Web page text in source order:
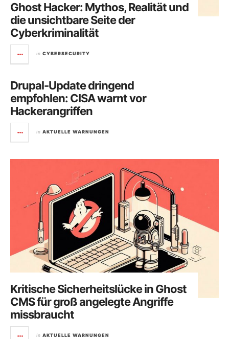
Ghost Hacker: Mythos, Realität und
die unsichtbare Seite der
Cyberkriminalität
in CYBERSECURITY
Drupal-Update dringend
empfohlen: CISA warnt vor
Hackerangriffen
in AKTUELLE WARNUNGEN
Kritische Sicherheitslücke in Ghost
CMS für groß angelegte Angriffe
missbraucht
in AKTUELLE WARNUNGEN